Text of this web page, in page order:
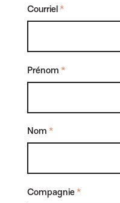
*
Courriel
*
Prénom
*
Nom
*
Compagnie